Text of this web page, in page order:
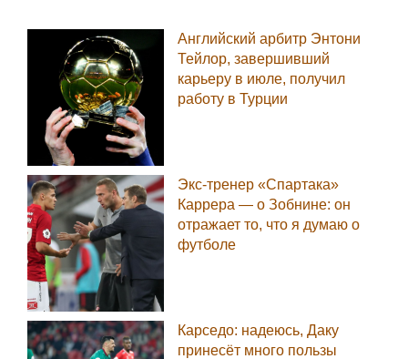
Английский арбитр Энтони
Тейлор, завершивший
карьеру в июле, получил
работу в Турции
Экс-тренер «Спартака»
Каррера — о Зобнине: он
отражает то, что я думаю о
футболе
Карседо: надеюсь, Даку
принесёт много пользы